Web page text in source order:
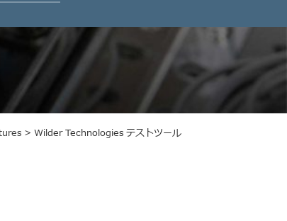
> Wilder Technologies テストツール